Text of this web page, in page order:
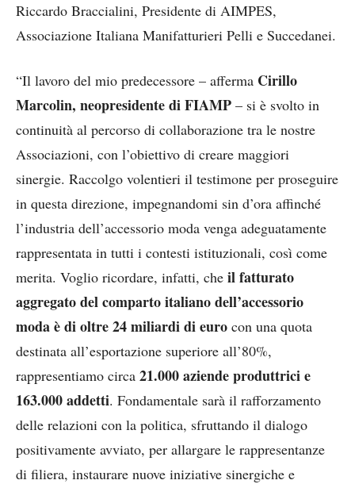
Riccardo Braccialini, Presidente di AIMPES,
Associazione Italiana Manifatturieri Pelli e Succedanei.
“Il lavoro del mio predecessore – afferma Cirillo
Marcolin, neopresidente di FIAMP – si è svolto in
continuità al percorso di collaborazione tra le nostre
Associazioni, con l’obiettivo di creare maggiori
sinergie. Raccolgo volentieri il testimone per proseguire
in questa direzione, impegnandomi sin d’ora affinché
l’industria dell’accessorio moda venga adeguatamente
rappresentata in tutti i contesti istituzionali, così come
merita. Voglio ricordare, infatti, che il fatturato
aggregato del comparto italiano dell’accessorio
moda è di oltre 24 miliardi di euro con una quota
destinata all’esportazione superiore all’80%,
rappresentiamo circa 21.000 aziende produttrici e
163.000 addetti. Fondamentale sarà il rafforzamento
delle relazioni con la politica, sfruttando il dialogo
positivamente avviato, per allargare le rappresentanze
di filiera, instaurare nuove iniziative sinergiche e